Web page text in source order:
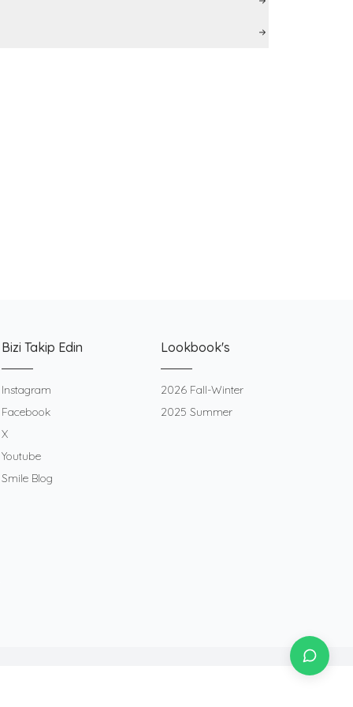
Bizi Takip Edin
Instagram
Facebook
X
Youtube
Smile Blog
Lookbook's
2026 Fall-Winter
2025 Summer